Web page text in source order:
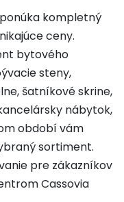
kompletný
ceny.
bytového
steny,
šatníkové skrine,
nábytok,
období vám
sortiment.
pre zákazníkov
Cassovia